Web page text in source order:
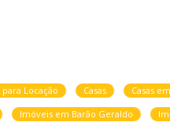
Locação Casas Casas
Imóveis em Barão Geraldo